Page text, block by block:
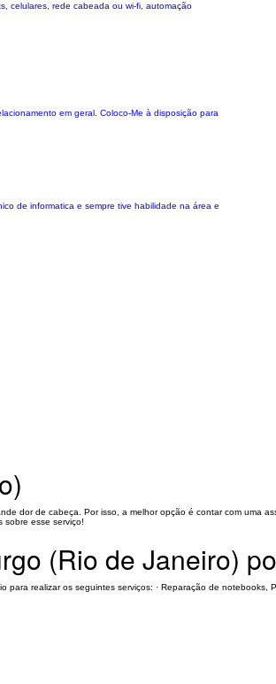
celulares, rede cabeada ou wi-fi, automação
em geral. Coloco-Me à disposição para
de informatica e sempre tive habilidade na área e
dor de cabeça. Por isso, a melhor opção é contar com uma
sobre esse serviço!
(Rio de Janeiro)
para realizar os seguintes serviços: · Reparação de notebooks,